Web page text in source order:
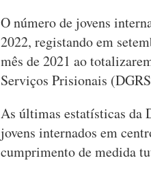
O número de jovens
2022, registando em
mês de 2021 ao
Serviços Prisionais
As últimas estatísticas da
jovens internados em
cumprimento de medida